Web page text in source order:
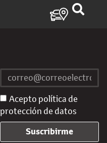
Acepto política de
protección de datos
Suscribirme